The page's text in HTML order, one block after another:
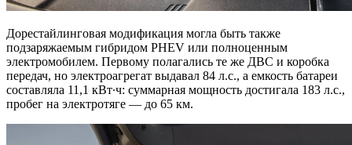
Дорестайлинговая модификация могла быть также
подзаряжаемым гибридом PHEV или полноценным
электромобилем. Первому полагались те же ДВС и коробка
передач, но электроагрегат выдавал 84 л.с., а емкость батареи
составляла 11,1 кВт∙ч: суммарная мощность достигала 183 л.с.,
пробег на электротяге — до 65 км.